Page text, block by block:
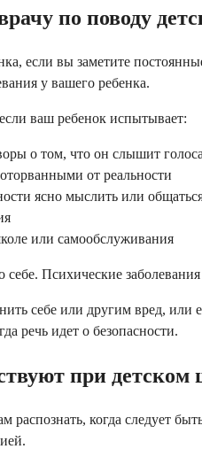
по поводу
если вы заметите
у вашего ребенка.
ваш ребенок испытывает:
о том, что он слышит голоса
от реальности
ясно мыслить или
или самообслуживания
Психические
себе или другим вред, или
речь идет о безопасности.
при детском
когда следует